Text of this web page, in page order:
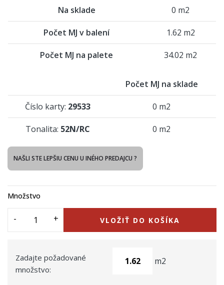
Na sklade 0 m2
Počet MJ v balení 1.62 m2
Počet MJ na palete 34.02 m2
Počet MJ na sklade
Číslo karty: 29533 0 m2
Tonalita: 52N/RC 0 m2
NAŠLI STE LEPŠIU CENU U INÉHO PREDAJCU ?
Množstvo
VLOŽIŤ DO KOŠÍKA
Zadajte požadované
množstvo:
m2